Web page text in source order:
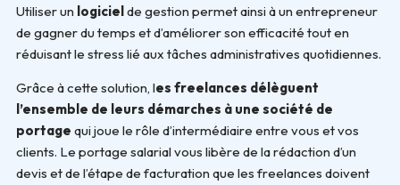
Utiliser un logicielde gestion permet ainsi à un entrepreneur
de gagner du temps et d’améliorer son efficacité tout en
réduisant le stress lié aux tâches administratives quotidiennes.
Grâce à cette solution, les freelances délèguent
l’ensemble de leurs démarches à une société de
portage qui joue le rôle d’intermédiaire entre vous et vos
clients. Le portage salarial vous libère de la rédaction d’un
devis et de l’étape de facturation que les freelances doivent